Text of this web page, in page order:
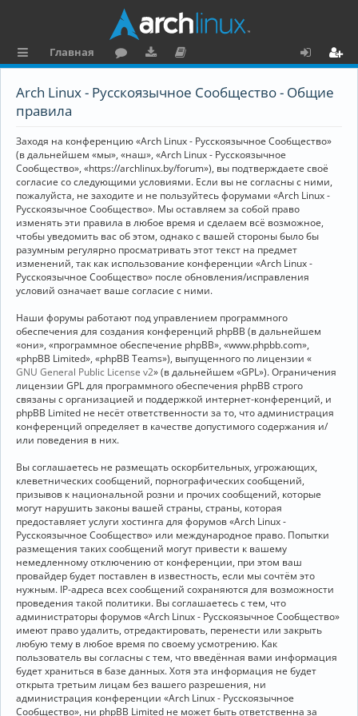
ы
к
и
Главная
ру
ру
и
ку
е
н
та
ц
и
я
о
Arch Linux - Русскоязычное Сообщество - Общие
правила
Заходя на конференцию «Arch Linux - Русскоязычное Сообщество»
(в дальнейшем «мы», «наш», «Arch Linux - Русскоязычное
Сообщество», «https://archlinux.by/forum»), вы подтверждаете своё
согласие со следующими условиями. Если вы не согласны с ними,
пожалуйста, не заходите и не пользуйтесь форумами «Arch Linux -
Русскоязычное Сообщество». Мы оставляем за собой право
изменять эти правила в любое время и сделаем всё возможное,
чтобы уведомить вас об этом, однако с вашей стороны было бы
разумным регулярно просматривать этот текст на предмет
изменений, так как использование конференции «Arch Linux -
Русскоязычное Сообщество» после обновления/исправления
условий означает ваше согласие с ними.
Наши форумы работают под управлением программного
обеспечения для создания конференций phpBB (в дальнейшем
«они», «программное обеспечение phpBB», «www.phpbb.com»,
«phpBB Limited», «phpBB Teams»), выпущенного по лицензии «
GNU General Public License v2» (в дальнейшем «GPL»). Ограничения
лицензии GPL для программного обеспечения phpBB строго
связаны с организацией и поддержкой интернет-конференций, и
phpBB Limited не несёт ответственности за то, что администрация
конференций определяет в качестве допустимого содержания и/
или поведения в них.
Вы соглашаетесь не размещать оскорбительных, угрожающих,
клеветнических сообщений, порнографических сообщений,
призывов к национальной розни и прочих сообщений, которые
могут нарушить законы вашей страны, страны, которая
предоставляет услуги хостинга для форумов «Arch Linux -
Русскоязычное Сообщество» или международное право. Попытки
размещения таких сообщений могут привести к вашему
немедленному отключению от конференции, при этом ваш
провайдер будет поставлен в известность, если мы сочтём это
нужным. IP-адреса всех сообщений сохраняются для возможности
проведения такой политики. Вы соглашаетесь с тем, что
администраторы форумов «Arch Linux - Русскоязычное Сообщество»
имеют право удалить, отредактировать, перенести или закрыть
любую тему в любое время по своему усмотрению. Как
пользователь вы согласны с тем, что введённая вами информация
будет храниться в базе данных. Хотя эта информация не будет
открыта третьим лицам без вашего разрешения, ни
администрация конференции «Arch Linux - Русскоязычное
Сообщество», ни phpBB Limited не может быть ответственна за